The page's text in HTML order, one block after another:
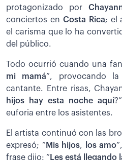
protagonizado por
conciertos en Costa Rica; el
el carisma que lo ha
del público.
Todo ocurrió cuando una
mi mamá”, provocando la
cantante. Entre risas,
hijos hay esta noche aquí
euforia entre los asistentes.
El artista continuó con las
expresó; “ Mis hijos, los amo
frase dijo: “ Les está llegando